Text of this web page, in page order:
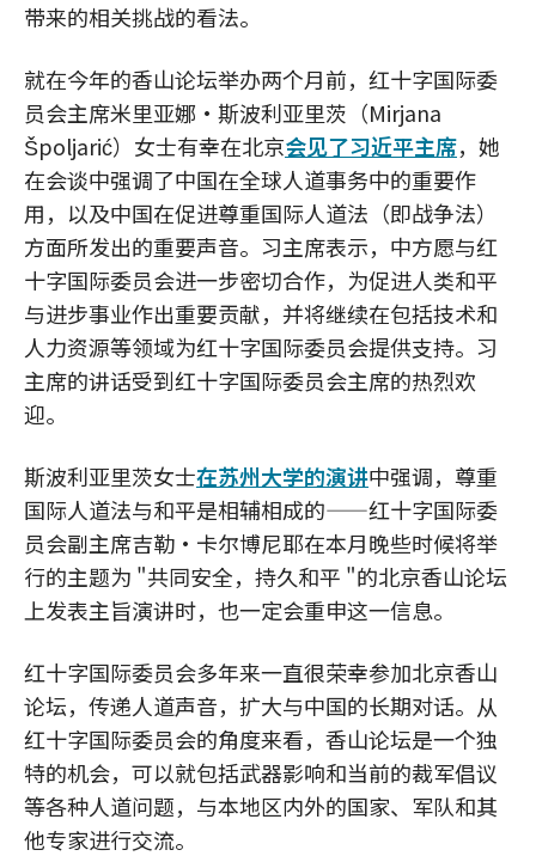
带来的相关挑战的看法。
就在今年的香山论坛举办两个月前，红十字国际委
员会主席米里亚娜·斯波利亚里茨（Mirjana
Špoljarić）女士有幸在北京会见了习近平主席，她
在会谈中强调了中国在全球人道事务中的重要作
用，以及中国在促进尊重国际人道法（即战争法）
方面所发出的重要声音。习主席表示，中方愿与红
十字国际委员会进一步密切合作，为促进人类和平
与进步事业作出重要贡献，并将继续在包括技术和
人力资源等领域为红十字国际委员会提供支持。习
主席的讲话受到红十字国际委员会主席的热烈欢
迎。
斯波利亚里茨女士在苏州大学的演讲中强调，尊重
国际人道法与和平是相辅相成的——红十字国际委
员会副主席吉勒·卡尔博尼耶在本月晚些时候将举
行的主题为 "共同安全，持久和平 "的北京香山论坛
上发表主旨演讲时，也一定会重申这一信息。
红十字国际委员会多年来一直很荣幸参加北京香山
论坛，传递人道声音，扩大与中国的长期对话。从
红十字国际委员会的角度来看，香山论坛是一个独
特的机会，可以就包括武器影响和当前的裁军倡议
等各种人道问题，与本地区内外的国家、军队和其
他专家进行交流。